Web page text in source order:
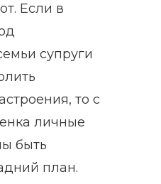
Если в
супруги
то с
личные
быть
план.